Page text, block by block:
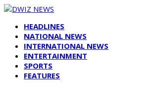
HEADLINES
NATIONAL NEWS
INTERNATIONAL NEWS
ENTERTAINMENT
SPORTS
FEATURES